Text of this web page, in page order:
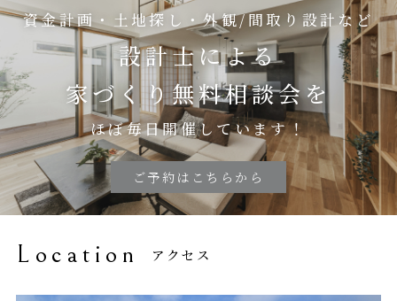
資金計画・土地探し・外観/間取り設計など
設計士による
家づくり無料相談会を
ほぼ毎日開催しています！
ご予約はこちらから
Location アクセス